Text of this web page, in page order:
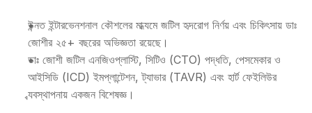
উন্নত ইন্টারভেনশনাল কৌশলের মাধ্যমে জটিল হৃদরোগ নির্ণয় এবং চিকিৎসায় ডাঃ
জোশীর ২৫+ বছরের অভিজ্ঞতা রয়েছে।
ডাঃ জোশী জটিল এনজিওপ্লাস্টি, সিটিও (CTO) পদ্ধতি, পেসমেকার ও
আইসিডি (ICD) ইমপ্লান্টেশন, ট্যাভার (TAVR) এবং হার্ট ফেইলিউর
ব্যবস্থাপনায় একজন বিশেষজ্ঞ।